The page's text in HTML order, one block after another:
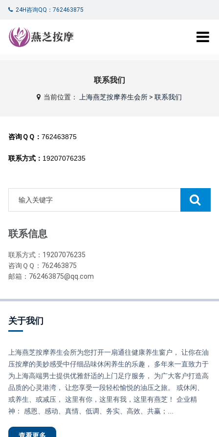
24H咨询QQ：762463875
联系我们
当前位置： 上海燕芝按摩养生会所 >联系我们
咨询ＱＱ：762463875
联系方式： 19207076235
联系信息
联系方式：19207076235
咨询ＱＱ：762463875
邮箱：762463875@qq.com
关于我们
上海燕芝按摩养生会所为您打开一扇通往健康养生窗户， 让你在油
压按摩的美妙感受中仔细品味休闲养生的乐趣， 多年来一直致力于
为上海高端男士提供优雅舒适的上门足疗服务， 为广大客户打造高
品质的心灵港湾， 让您享受一段轻松愉悦的油压之旅。 或休闲、
或养生、或减压， 这里有你，这里有我，这里有燕芝！ 企业精
神： 感恩、感动、真情、低调、务实、高效、共赢；...